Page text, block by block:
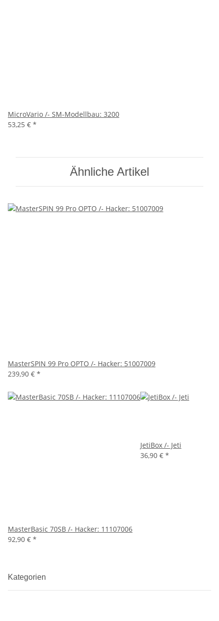
MicroVario /- SM-Modellbau: 3200
53,25 € *
Ähnliche Artikel
MasterSPIN 99 Pro OPTO /- Hacker: 51007009
239,90 € *
MasterBasic 70SB /- Hacker: 11107006
92,90 € *
JetiBox /- Jeti
36,90 € *
Kategorien